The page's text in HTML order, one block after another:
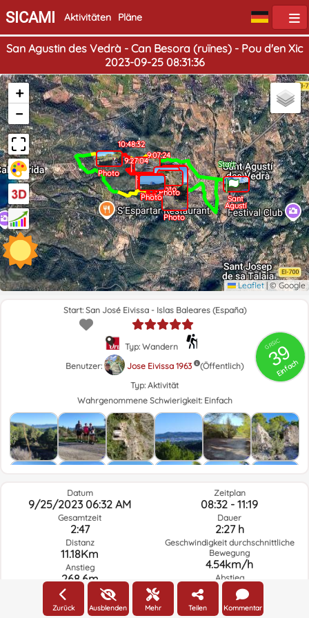
SICAMI Aktivitäten Pläne
San Agustin des Vedrà - Can Besora (ruïnes) - Pou d'en Xic
2023-09-25 08:31:36
Start
Ende
9:07:24
9:27:04
10:48:32
Photo
Photo
Photo
Photo
Photo
Photo
Photo
Photo
Photo
Photo
Photo
Photo
Photo
Sant
Agustí
+
−
Leaflet |© Google
GRSIC
39
Einfach
Start: San José Eivissa - Islas Baleares (España)
Typ: Wandern
Benutzer:
Jose Eivissa 1963
(Öffentlich)
Typ: Aktivität
Wahrgenommene Schwierigkeit: Einfach
Datum
9/25/2023 06:32 AM
Gesamtzeit
2:47
Distanz
11.18Km
Anstieg
268.6m
Zeitplan
08:32 - 11:19
Dauer
2:27 h
Geschwindigkeit durchschnittliche
Bewegung
4.54km/h
Abstieg
271.2m
Zurück Ausblenden Mehr Teilen Kommentar